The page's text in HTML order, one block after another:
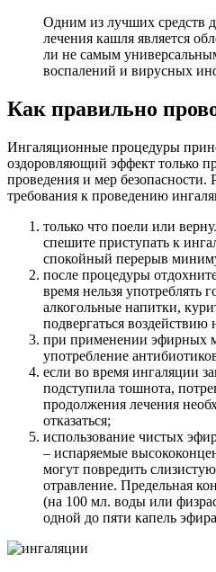
Одним из лучших средств
лечения кашля является
ли не самым
воспалений и вирусных
Как правильно
Ингаляционные процедуры
оздоровляющий эффект только
проведения и мер
требования к проведению
только что поели или
спешите приступать к
спокойный перерыв
после процедуры
время нельзя употреблять
алкогольные напитки,
подвергаться воздействию
при применении эфирных
употребление
если во время ингаляции
подступила тошнота,
продолжения лечения
отказаться;
использование чистых
– испаряемые
могут повредить
отравление. Предельная
(на 100 мл. воды или
одной до пяти капель